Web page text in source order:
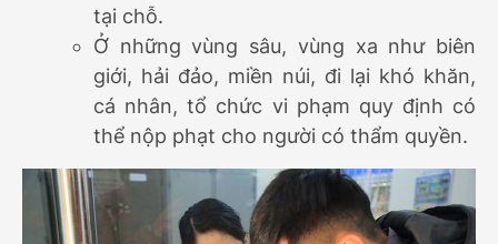
tại chỗ.
Ở những vùng sâu, vùng xa như biên
giới, hải đảo, miền núi, đi lại khó khăn,
cá nhân, tổ chức vi phạm quy định có
thể nộp phạt cho người có thẩm quyền.